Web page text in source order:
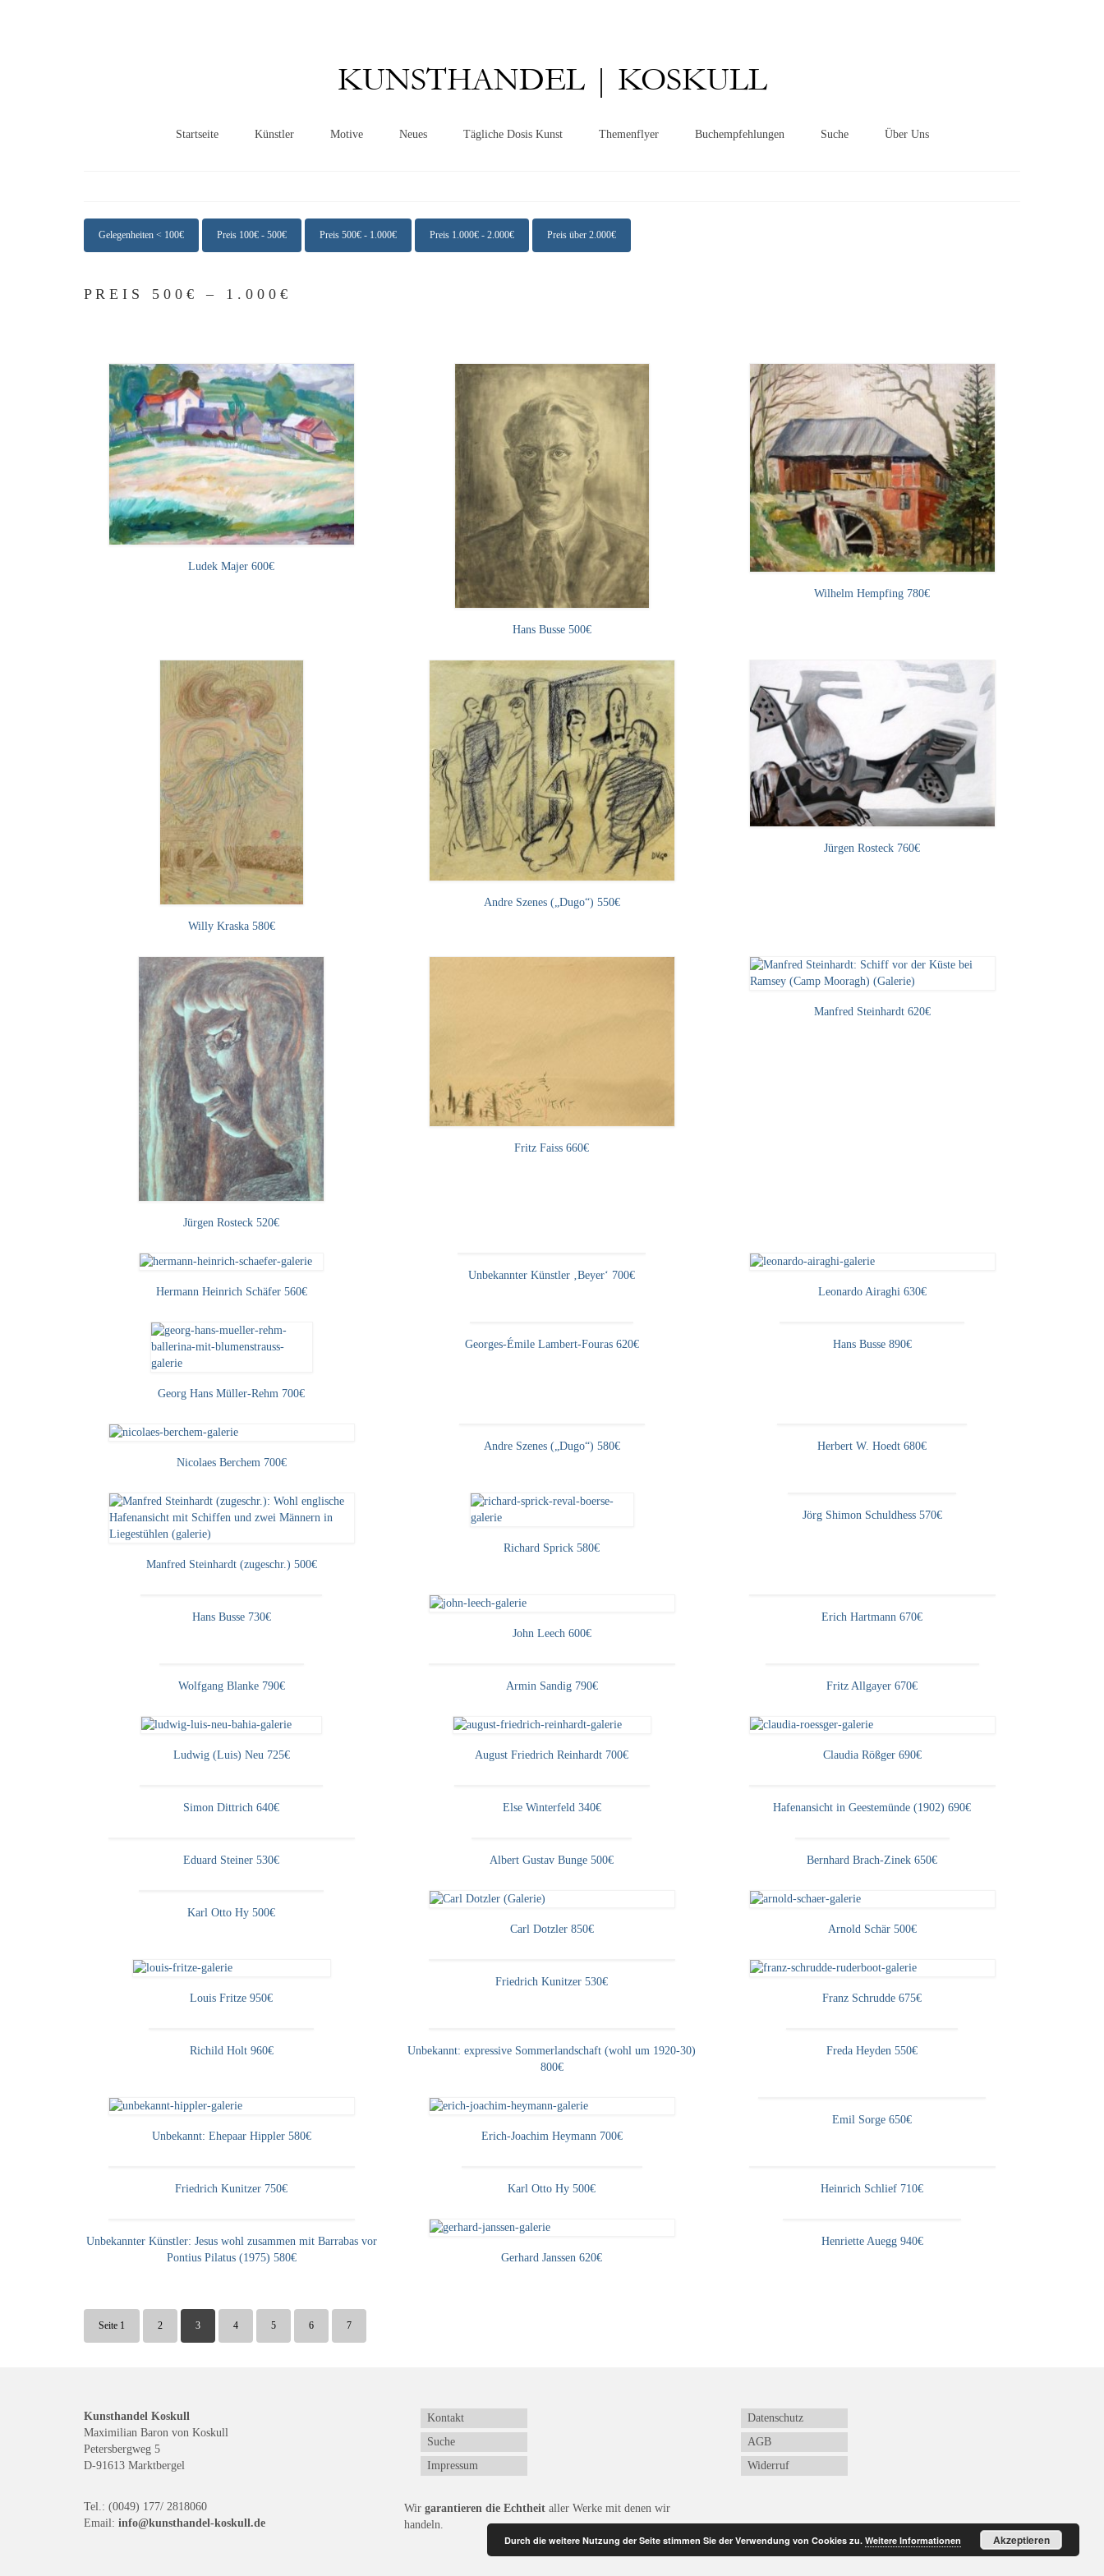
KUNSTHANDEL | KOSKULL
Startseite Künstler Motive Neues Tägliche Dosis Kunst Themenflyer Buchempfehlungen Suche Über Uns
Gelegenheiten < 100€ Preis 100€ - 500€ Preis 500€ - 1.000€ Preis 1.000€ - 2.000€ Preis über 2.000€
P R E I S 5 0 0 € – 1 . 0 0 0 €
Ludek Majer 600€
Hans Busse 500€
Wilhelm Hempfing 780€
Willy Kraska 580€
Andre Szenes („Dugo“) 550€
Jürgen Rosteck 760€
Jürgen Rosteck 520€
Fritz Faiss 660€
Manfred Steinhardt 620€
Hermann Heinrich Schäfer 560€
Unbekannter Künstler ‚Beyer‘ 700€
Leonardo Airaghi 630€
Georg Hans Müller-Rehm 700€
Georges-Émile Lambert-Fouras 620€ Hans Busse 890€
Nicolaes Berchem 700€
Andre Szenes („Dugo“) 580€ Herbert W. Hoedt 680€
Manfred Steinhardt (zugeschr.) 500€
Richard Sprick 580€
Jörg Shimon Schuldhess 570€
Hans Busse 730€
John Leech 600€
Erich Hartmann 670€
Wolfgang Blanke 790€ Armin Sandig 790€ Fritz Allgayer 670€
Ludwig (Luis) Neu 725€ August Friedrich Reinhardt 700€ Claudia Rößger 690€
Simon Dittrich 640€ Else Winterfeld 340€ Hafenansicht in Geestemünde (1902) 690€
Eduard Steiner 530€ Albert Gustav Bunge 500€ Bernhard Brach-Zinek 650€
Karl Otto Hy 500€
Carl Dotzler 850€
Arnold Schär 500€
Louis Fritze 950€
Friedrich Kunitzer 530€
Franz Schrudde 675€
Richild Holt 960€
Unbekannt: expressive Sommerlandschaft (wohl um 1920-30)
800€
Freda Heyden 550€
Unbekannt: Ehepaar Hippler 580€ Erich-Joachim Heymann 700€
Emil Sorge 650€
Friedrich Kunitzer 750€ Karl Otto Hy 500€ Heinrich Schlief 710€
Unbekannter Künstler: Jesus wohl zusammen mit Barrabas vor
Pontius Pilatus (1975) 580€
Gerhard Janssen 620€
Henriette Auegg 940€
Seite 1 2 3 4 5 6 7
Kunsthandel Koskull
Maximilian Baron von Koskull
Petersbergweg 5
D-91613 Marktbergel
Tel.: (0049) 177/ 2818060
Email: info@kunsthandel-koskull.de
Kontakt
Suche
Impressum
Wir garantieren die Echtheit aller Werke mit denen wir
handeln.
Datenschutz
AGB
Widerruf
Durch die weitere Nutzung der Seite stimmen Sie der Verwendung von Cookies zu. Weitere Informationen Akzeptieren